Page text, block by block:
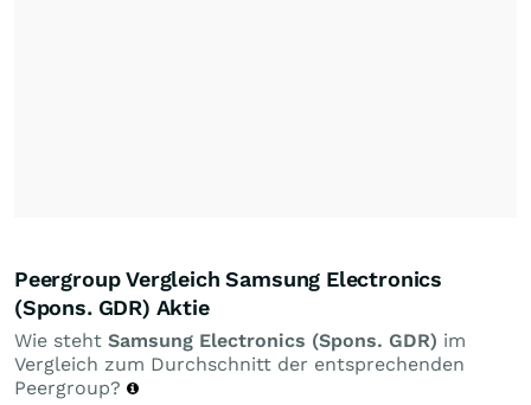
Peergroup Vergleich Samsung Electronics
(Spons. GDR) Aktie
Wie steht Samsung Electronics (Spons. GDR) im
Vergleich zum Durchschnitt der entsprechenden
Peergroup?